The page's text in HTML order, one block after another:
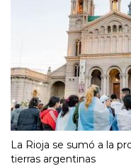
La Rioja se sumó a la
tierras argentinas